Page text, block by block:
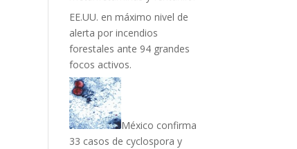
EE.UU. en máximo nivel de
alerta por incendios
forestales ante 94 grandes
focos activos.
México confirma
33 casos de cyclospora y